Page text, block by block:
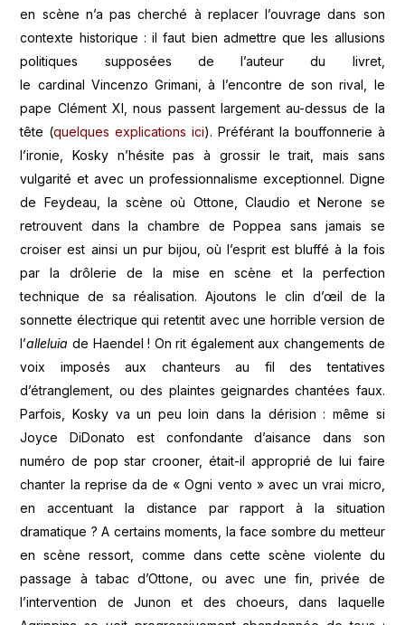
en scène n’a pas cherché à replacer l’ouvrage dans son
contexte historique : il faut bien admettre que les allusions
politiques supposées de l’auteur du livret,
le cardinal Vincenzo Grimani, à l’encontre de son rival, le
pape Clément XI, nous passent largement au-dessus de la
tête (quelques explications ici). Préférant la bouffonnerie à
l’ironie, Kosky n’hésite pas à grossir le trait, mais sans
vulgarité et avec un professionnalisme exceptionnel. Digne
de Feydeau, la scène où Ottone, Claudio et Nerone se
retrouvent dans la chambre de Poppea sans jamais se
croiser est ainsi un pur bijou, où l’esprit est bluffé à la fois
par la drôlerie de la mise en scène et la perfection
technique de sa réalisation. Ajoutons le clin d’œil de la
sonnette électrique qui retentit avec une horrible version de
l’alleluia de Haendel ! On rit également aux changements de
voix imposés aux chanteurs au fil des tentatives
d’étranglement, ou des plaintes geignardes chantées faux.
Parfois, Kosky va un peu loin dans la dérision : même si
Joyce DiDonato est confondante d’aisance dans son
numéro de pop star crooner, était-il approprié de lui faire
chanter la reprise da de « Ogni vento » avec un vrai micro,
en accentuant la distance par rapport à la situation
dramatique ? A certains moments, la face sombre du metteur
en scène ressort, comme dans cette scène violente du
passage à tabac d’Ottone, ou avec une fin, privée de
l’intervention de Junon et des choeurs, dans laquelle